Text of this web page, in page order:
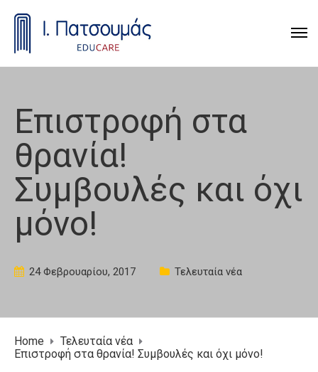
Επιστροφή στα
θρανία!
Συμβουλές και όχι
μόνο!
24 Φεβρουαρίου, 2017 Τελευταία νέα
Home
Τελευταία νέα
Επιστροφή στα θρανία! Συμβουλές και όχι μόνο!